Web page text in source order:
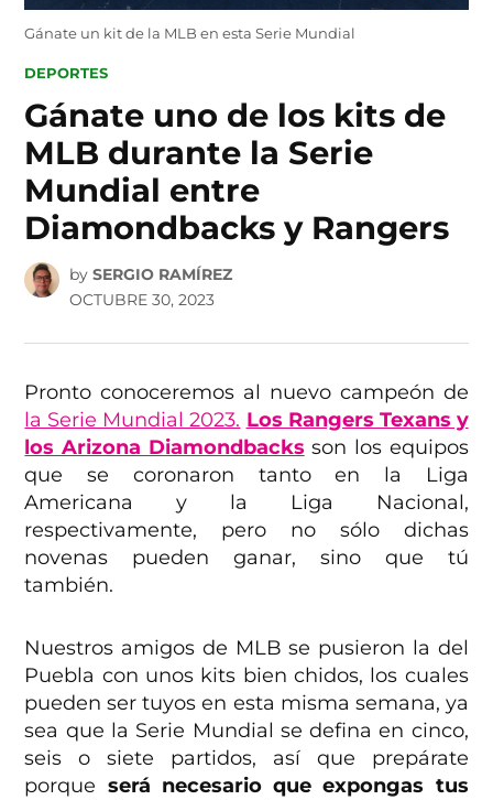
Gánate un kit de la MLB en esta Serie Mundial
POSTED
DEPORTES
Gánate uno de los kits de
MLB durante la Serie
Mundial entre
Diamondbacks y Rangers
by SERGIO RAMÍREZ
OCTUBRE 30, 2023
Pronto conoceremos al nuevo campeón de
la Serie Mundial 2023. Los Rangers Texans y
los Arizona Diamondbacks son los equipos
que se coronaron tanto en la Liga
Americana y la Liga Nacional,
respectivamente, pero no sólo dichas
novenas pueden ganar, sino que tú
también.
Nuestros amigos de MLB se pusieron la del
Puebla con unos kits bien chidos, los cuales
pueden ser tuyos en esta misma semana, ya
sea que la Serie Mundial se defina en cinco,
seis o siete partidos, así que prepárate
porque será necesario que expongas tus